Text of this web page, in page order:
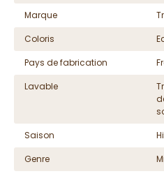
Marque
Coloris
Pays de fabrication
Lavable
Saison
Genre